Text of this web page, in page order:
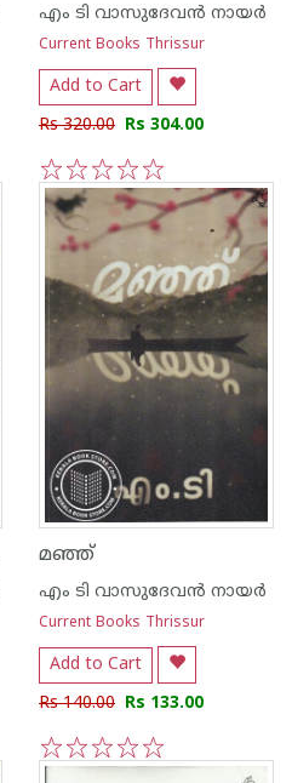
എം ടി വാസുദേവന്‍ നായര്‍
Current Books Thrissur
Add to Cart
Rs 320.00 Rs 304.00
5
4
3
2
1
മഞ്ഞ്
എം ടി വാസുദേവന്‍ നായര്‍
Current Books Thrissur
Add to Cart
Rs 140.00 Rs 133.00
5
4
3
2
1